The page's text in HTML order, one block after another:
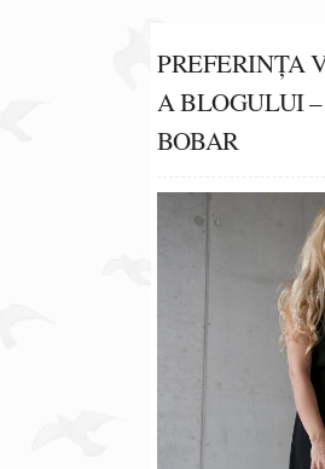
PREFERINȚA
A BLOGULUI
BOBAR